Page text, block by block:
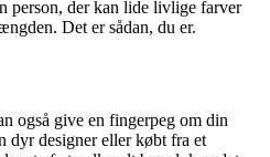
person, der kan lide livlige farver
Det er sådan, du er.
også give en fingerpeg om din
dyr designer eller købt fra et